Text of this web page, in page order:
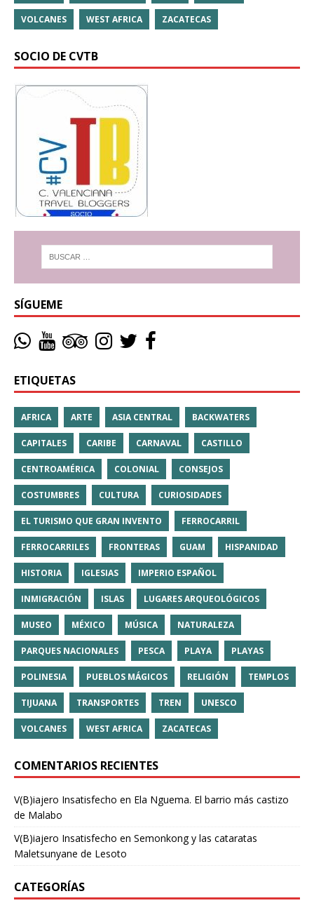
VOLCANES WEST AFRICA ZACATECAS
SOCIO DE CVTB
SÍGUEME
ETIQUETAS
AFRICA ARTE ASIA CENTRAL BACKWATERS
CAPITALES CARIBE CARNAVAL CASTILLO
CENTROAMÉRICA COLONIAL CONSEJOS
COSTUMBRES CULTURA CURIOSIDADES
EL TURISMO QUE GRAN INVENTO FERROCARRIL
FERROCARRILES FRONTERAS GUAM HISPANIDAD
HISTORIA IGLESIAS IMPERIO ESPAÑOL
INMIGRACIÓN ISLAS LUGARES ARQUEOLÓGICOS
MUSEO MÉXICO MÚSICA NATURALEZA
PARQUES NACIONALES PESCA PLAYA PLAYAS
POLINESIA PUEBLOS MÁGICOS RELIGIÓN TEMPLOS
TIJUANA TRANSPORTES TREN UNESCO
VOLCANES WEST AFRICA ZACATECAS
COMENTARIOS RECIENTES
V(B)iajero Insatisfecho en Ela Nguema. El barrio más castizo
de Malabo
V(B)iajero Insatisfecho en Semonkong y las cataratas
Maletsunyane de Lesoto
CATEGORÍAS